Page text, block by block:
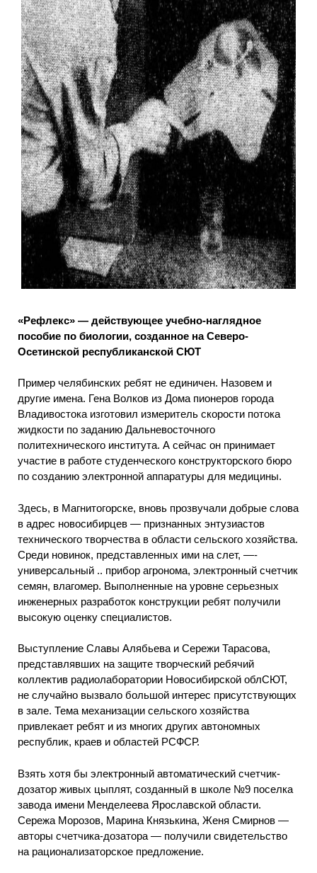
«Рефлекс» — действующее учебно-наглядное
пособие по биологии, созданное на Северо-
Осетинской республиканской СЮТ
Пример челябинских ребят не единичен. Назовем и
другие имена. Гена Волков из Дома пионеров города
Владивостока изготовил измеритель скорости потока
жидкости по заданию Дальневосточного
политехнического института. А сейчас он принимает
участие в работе студенческого конструкторского бюро
по созданию электронной аппаратуры для медицины.
Здесь, в Магнитогорске, вновь прозвучали добрые слова
в адрес новосибирцев — признанных энтузиастов
технического творчества в области сельского хозяйства.
Среди новинок, представленных ими на слет, —-
универсальный .. прибор агронома, электронный счетчик
семян, влагомер. Выполненные на уровне серьезных
инженерных разработок конструкции ребят получили
высокую оценку специалистов.
Выступление Славы Алябьева и Сережи Тарасова,
представлявших на защите творческий ребячий
коллектив радиолаборатории Новосибирской облСЮТ,
не случайно вызвало большой интерес присутствующих
в зале. Тема механизации сельского хозяйства
привлекает ребят и из многих других автономных
республик, краев и областей РСФСР.
Взять хотя бы электронный автоматический счетчик-
дозатор живых цыплят, созданный в школе №9 поселка
завода имени Менделеева Ярославской области.
Сережа Морозов, Марина Князькина, Женя Смирнов —
авторы счетчика-дозатора — получили свидетельство
на рационализаторское предложение.